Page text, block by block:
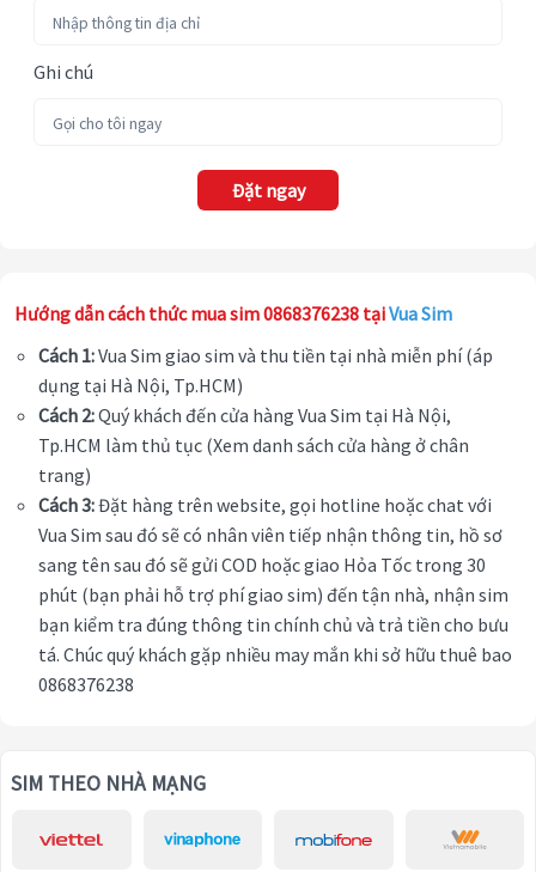
Ghi chú
Đặt ngay
Hướng dẫn cách thức mua sim 0868376238 tạiVua Sim
Cách 1:Vua Sim giao sim và thu tiền tại nhà miễn phí (áp
dụng tại Hà Nội, Tp.HCM)
Cách 2:Quý khách đến cửa hàng Vua Sim tại Hà Nội,
Tp.HCM làm thủ tục (Xem danh sách cửa hàng ở chân
trang)
Cách 3:Đặt hàng trên website, gọi hotline hoặc chat với
Vua Sim sau đó sẽ có nhân viên tiếp nhận thông tin, hồ sơ
sang tên sau đó sẽ gửi COD hoặc giao Hỏa Tốc trong 30
phút (bạn phải hỗ trợ phí giao sim) đến tận nhà, nhận sim
bạn kiểm tra đúng thông tin chính chủ và trả tiền cho bưu
tá. Chúc quý khách gặp nhiều may mắn khi sở hữu thuê bao
0868376238
SIM THEO NHÀ MẠNG